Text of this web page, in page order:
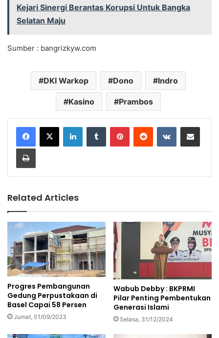
Kejari Sinergi Berantas Korupsi Untuk Bangka
Selatan Maju
Sumber : bangrizkyw.com
DKI Warkop Dono Indro
Kasino Prambos
LinkedInTumblr PinterestReddit VKontakteShare via Email
Print
Related Articles
Progres Pembangunan
Gedung Perpustakaan di
Basel Capai 58 Persen
Jumat, 01/09/2023
Wabub Debby : BKPRMI
Pilar Penting Pembentukan
Generasi Islami
Selasa, 31/12/2024